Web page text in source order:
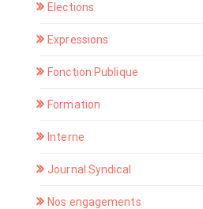
Elections
Expressions
Fonction Publique
Formation
Interne
Journal Syndical
Nos engagements